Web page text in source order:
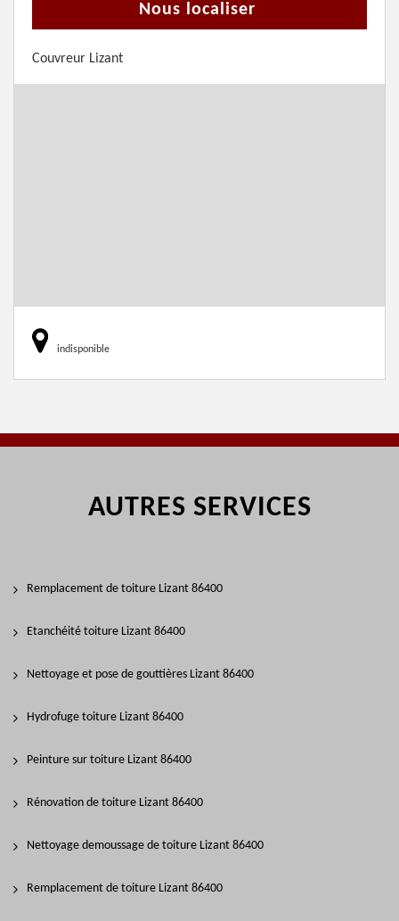
Nous localiser
Couvreur Lizant
indisponible
AUTRES SERVICES
Remplacement de toiture Lizant 86400
Etanchéité toiture Lizant 86400
Nettoyage et pose de gouttières Lizant 86400
Hydrofuge toiture Lizant 86400
Peinture sur toiture Lizant 86400
Rénovation de toiture Lizant 86400
Nettoyage demoussage de toiture Lizant 86400
Remplacement de toiture Lizant 86400